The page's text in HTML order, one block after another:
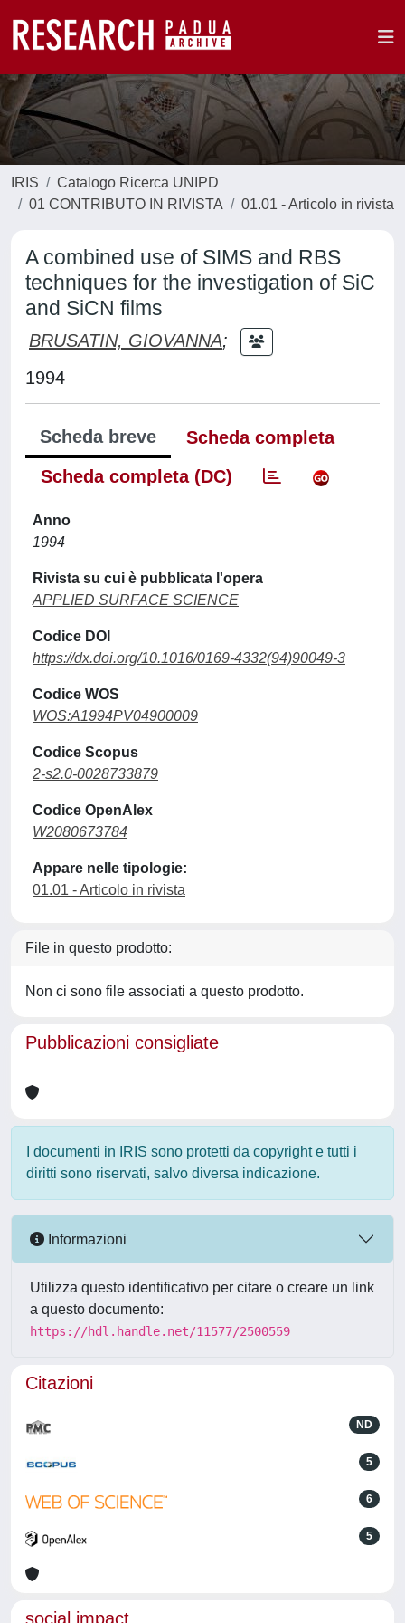
IRIS
Catalogo Ricerca UNIPD
01 CONTRIBUTO IN RIVISTA
01.01 - Articolo in rivista
A combined use of SIMS and RBS
techniques for the investigation of SiC
and SiCN films
BRUSATIN, GIOVANNA;
1994
Scheda breve
Scheda completa
Scheda completa (DC)
Anno
1994
Rivista su cui è pubblicata l'opera
APPLIED SURFACE SCIENCE
Codice DOI
https://dx.doi.org/10.1016/0169-4332(94)90049-3
Codice WOS
WOS:A1994PV04900009
Codice Scopus
2-s2.0-0028733879
Codice OpenAlex
W2080673784
Appare nelle tipologie:
01.01 - Articolo in rivista
File in questo prodotto:
Non ci sono file associati a questo prodotto.
Pubblicazioni consigliate
I documenti in IRIS sono protetti da copyright e tutti i
diritti sono riservati, salvo diversa indicazione.
Informazioni
Utilizza questo identificativo per citare o creare un link
a questo documento:
https://hdl.handle.net/11577/2500559
Citazioni
ND
5
6
5
social impact